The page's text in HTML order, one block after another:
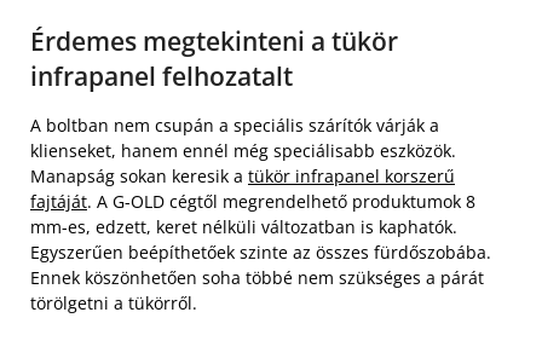
Érdemes megtekinteni a tükör
infrapanel felhozatalt
A boltban nem csupán a speciális szárítók várják a
klienseket, hanem ennél még speciálisabb eszközök.
Manapság sokan keresik a tükör infrapanel korszerű
fajtáját. A G-OLD cégtől megrendelhető produktumok 8
mm-es, edzett, keret nélküli változatban is kaphatók.
Egyszerűen beépíthetőek szinte az összes fürdőszobába.
Ennek köszönhetően soha többé nem szükséges a párát
törölgetni a tükörről.